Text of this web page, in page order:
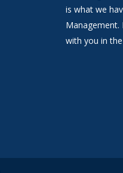
is what we
Management.
with you in